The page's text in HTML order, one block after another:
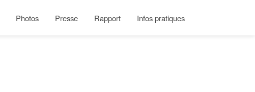
Photos Presse Rapport Infos pratiques